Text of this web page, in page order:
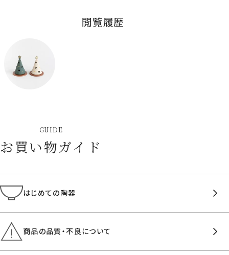
閲覧履歴
GUIDE
お買い物ガイド
はじめての陶器
商品の品質・不良について